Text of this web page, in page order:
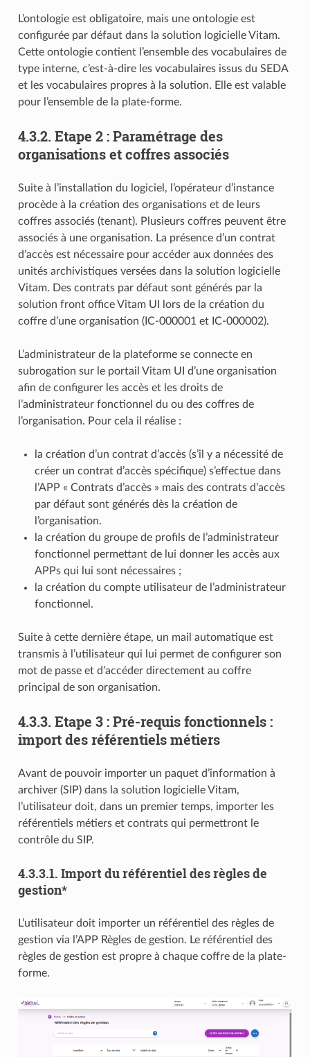
L’ontologie est obligatoire, mais une ontologie est
configurée par défaut dans la solution logicielle Vitam.
Cette ontologie contient l’ensemble des vocabulaires de
type interne, c’est-à-dire les vocabulaires issus du SEDA
et les vocabulaires propres à la solution. Elle est valable
pour l’ensemble de la plate-forme.
4.3.2. Etape 2 : Paramétrage des
organisations et coffres associés
Suite à l’installation du logiciel, l’opérateur d’instance
procède à la création des organisations et de leurs
coffres associés (tenant). Plusieurs coffres peuvent être
associés à une organisation. La présence d’un contrat
d’accès est nécessaire pour accéder aux données des
unités archivistiques versées dans la solution logicielle
Vitam. Des contrats par défaut sont générés par la
solution front office Vitam UI lors de la création du
coffre d’une organisation (IC-000001 et IC-000002).
L’administrateur de la plateforme se connecte en
subrogation sur le portail Vitam UI d’une organisation
afin de configurer les accès et les droits de
l’administrateur fonctionnel du ou des coffres de
l’organisation. Pour cela il réalise :
la création d’un contrat d’accès (s’il y a nécessité de
créer un contrat d’accès spécifique) s’effectue dans
l’APP « Contrats d’accès » mais des contrats d’accès
par défaut sont générés dès la création de
l’organisation.
la création du groupe de profils de l’administrateur
fonctionnel permettant de lui donner les accès aux
APPs qui lui sont nécessaires ;
la création du compte utilisateur de l’administrateur
fonctionnel.
Suite à cette dernière étape, un mail automatique est
transmis à l’utilisateur qui lui permet de configurer son
mot de passe et d’accéder directement au coffre
principal de son organisation.
4.3.3. Etape 3 : Pré-requis fonctionnels :
import des référentiels métiers
Avant de pouvoir importer un paquet d’information à
archiver (SIP) dans la solution logicielle Vitam,
l’utilisateur doit, dans un premier temps, importer les
référentiels métiers et contrats qui permettront le
contrôle du SIP.
4.3.3.1. Import du référentiel des règles de
gestion*
L’utilisateur doit importer un référentiel des règles de
gestion via l’APP Règles de gestion. Le référentiel des
règles de gestion est propre à chaque coffre de la plate-
forme.